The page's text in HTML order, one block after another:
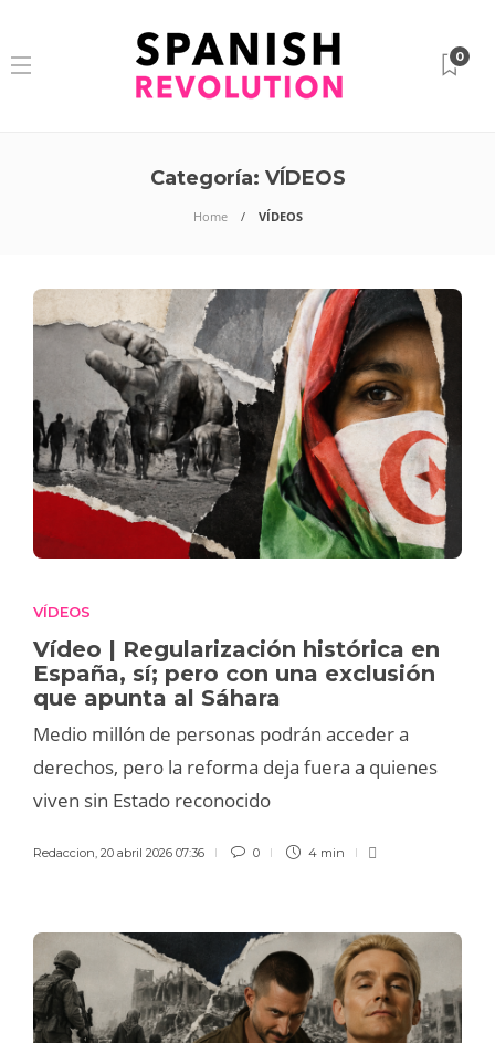
0
Categoría: VÍDEOS
Home VÍDEOS
VÍDEOS
Vídeo | Regularización histórica en
España, sí; pero con una exclusión
que apunta al Sáhara
Medio millón de personas podrán acceder a
derechos, pero la reforma deja fuera a quienes
viven sin Estado reconocido
Redaccion, 20 abril 2026 07:36 0 4 min